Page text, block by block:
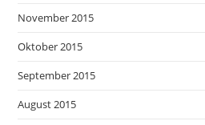
November 2015
Oktober 2015
September 2015
August 2015